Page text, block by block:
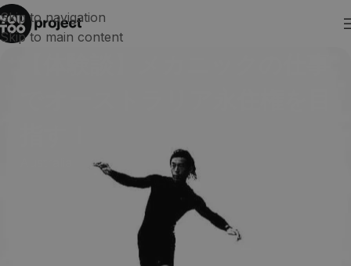
Skip to navigation
Skip to main content